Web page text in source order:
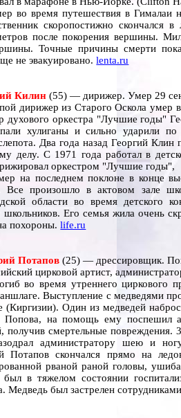
время путешествия в Гималаи
скоропостижно
после покорения вершины.
Точные причины смерти
не эвакуировано.lenta.ru
Килин (55) — дирижер. Умер 29
дирижер из Старого Оскола умер
духового оркестра "Лучшие годы"
хулиганы и сильно ударили
Два года назад Георгий Клин
делу. C 1971 года работал в
оркестром "Лучшие годы",
последнем поклоне в конце
Все произошло в актовом зале
области во время детского
школьников. Его семья жила очень
похороны.life.ru
Потапов (25) — дрессировщик.
цирковой артист,
время утреннего циркового
Выступление с медведями
(Киргизии). Один из медведей
Попова, на помощь ему поспешил
получив смертельные повреждения.
администратору шею и
Потапов скончался прямо на
рваной раной головы,
был в тяжелом состоянии
Медведь был застрелен